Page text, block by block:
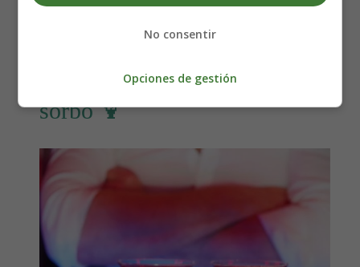
Cócteles Exóticos: Disfruta
de sabores tropicales en cada
sorbo 🍹
No consentir
Opciones de gestión